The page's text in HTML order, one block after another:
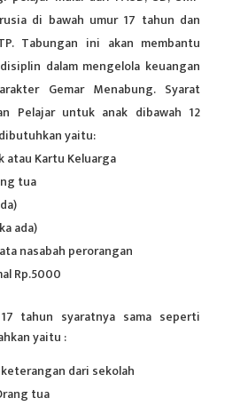
di bawah umur 17 tahun dan
Tabungan ini akan membantu
dalam mengelola keuangan
Gemar Menabung. Syarat
Pelajar untuk anak dibawah 12
yaitu:
atau Kartu Keluarga
tua
ada)
nasabah perorangan
Rp.5000
tahun syaratnya sama seperti
yaitu :
dari sekolah
tua